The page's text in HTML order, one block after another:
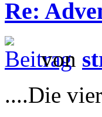
Re:
von
....Die